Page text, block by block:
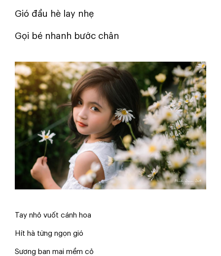
Gió đầu hè lay nhẹ
Gọi bé nhanh bước chân
Tay nhỏ vuốt cánh hoa
Hít hà từng ngọn gió
Sương ban mai mềm cỏ